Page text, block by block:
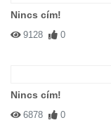
Nincs cím!
9128 0
Nincs cím!
6878 0